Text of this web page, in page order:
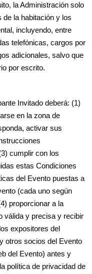
la Administración solo
la habitación y los
incluyendo, entre
telefónicas, cargos por
adicionales, salvo que
por escrito.
Invitado deberá: (1)
en la zona de
activar sus
cumplir con los
estas Condiciones
del Evento puestas a
(cada uno según
proporcionar a la
válida y precisa y recibir
expositores del
otros socios del Evento
del Evento) antes y
política de privacidad de